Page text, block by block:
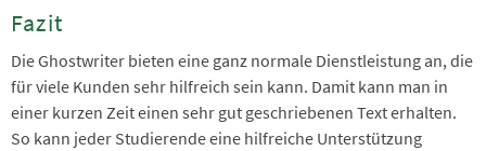
Fazit
Die Ghostwriter bieten eine ganz normale Dienstleistung an, die
für viele Kunden sehr hilfreich sein kann. Damit kann man in
einer kurzen Zeit einen sehr gut geschriebenen Text erhalten.
So kann jeder Studierende eine hilfreiche Unterstützung